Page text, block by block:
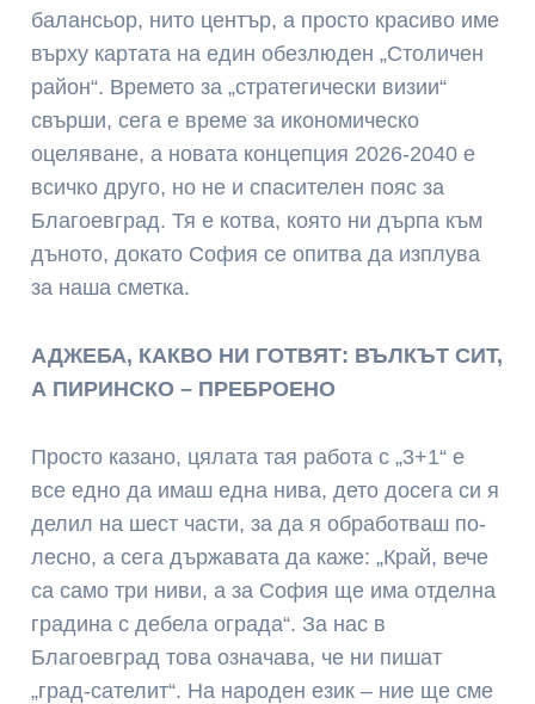
балансьор, нито център, а просто красиво име
върху картата на един обезлюден „Столичен
район“. Времето за „стратегически визии“
свърши, сега е време за икономическо
оцеляване, а новата концепция 2026-2040 е
всичко друго, но не и спасителен пояс за
Благоевград. Тя е котва, която ни дърпа към
дъното, докато София се опитва да изплува
за наша сметка.
АДЖЕБА, КАКВО НИ ГОТВЯТ: ВЪЛКЪТ СИТ,
А ПИРИНСКО – ПРЕБРОЕНО
Просто казано, цялата тая работа с „3+1“ е
все едно да имаш една нива, дето досега си я
делил на шест части, за да я обработваш по-
лесно, а сега държавата да каже: „Край, вече
са само три ниви, а за София ще има отделна
градина с дебела ограда“. За нас в
Благоевград това означава, че ни пишат
„град-сателит“. На народен език – ние ще сме